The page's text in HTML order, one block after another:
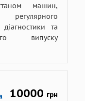
машин,
та
випуску
10000 грн